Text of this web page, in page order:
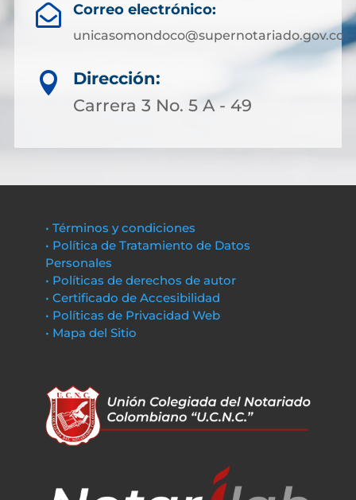
 Correo electrónico:
unicasomondoco@supernotariado.gov.co

Dirección:
Carrera 3 No. 5 A - 49
• Términos y condiciones
• Política de Tratamiento de Datos
Personales
• Políticas de derechos de autor
• Certificado de Accesibilidad
• Políticas de Privacidad Web
• Mapa del Sitio